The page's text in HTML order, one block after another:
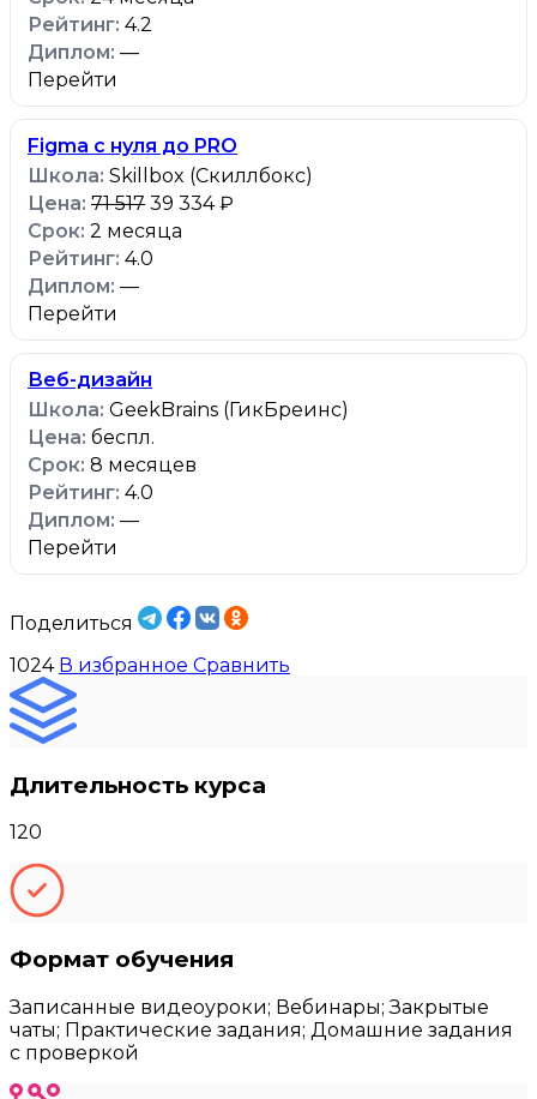
4.2
—
Перейти
Figma с нуля до PRO
Skillbox (Скиллбокс)
71 517 39 334 ₽
2 месяца
4.0
—
Перейти
Веб-дизайн
GeekBrains (ГикБреинс)
беспл.
8 месяцев
4.0
—
Перейти
Поделиться
1024 В избранное Сравнить
Длительность курса
120
Формат обучения
Записанные видеоуроки; Вебинары; Закрытые
чаты; Практические задания; Домашние задания
с проверкой